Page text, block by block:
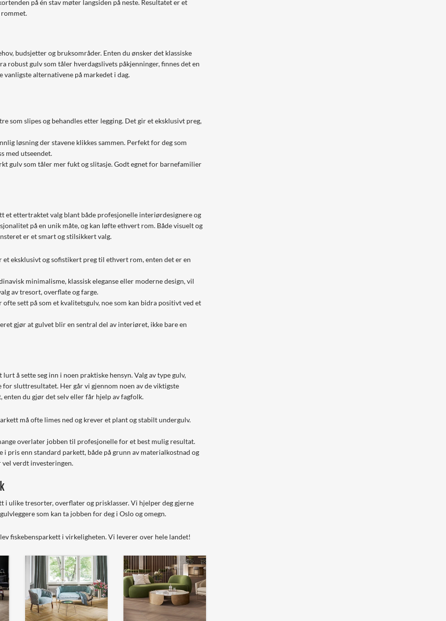
på én stav møter langsiden på neste. Resultatet er et
rommet.
budsjetter og bruksområder. Enten du ønsker det klassiske
robust gulv som tåler hverdagslivets påkjenninger, finnes det en
vanligste alternativene på markedet i dag.
som slipes og behandles etter legging. Det gir et eksklusivt preg,
løsning der stavene klikkes sammen. Perfekt for deg som
med utseendet.
gulv som tåler mer fukt og slitasje. Godt egnet for barnefamilier
et ettertraktet valg blant både profesjonelle interiørdesignere og
på en unik måte, og kan løfte ethvert rom. Både visuelt og
er et smart og stilsikkert valg.
eksklusivt og sofistikert preg til ethvert rom, enten det er en
minimalisme, klassisk eleganse eller moderne design, vil
av tresort, overflate og farge.
sett på som et kvalitetsgulv, noe som kan bidra positivt ved et
gjør at gulvet blir en sentral del av interiøret, ikke bare en
å sette seg inn i noen praktiske hensyn. Valg av type gulv,
sluttresultatet. Her går vi gjennom noen av de viktigste
du gjør det selv eller får hjelp av fagfolk.
må ofte limes ned og krever et plant og stabilt undergulv.
overlater jobben til profesjonelle for et best mulig resultat.
i pris enn standard parkett, både på grunn av materialkostnad og
verdt investeringen.
i ulike tresorter, overflater og prisklasser. Vi hjelper deg gjerne
som kan ta jobben for deg i Oslo og omegn.
fiskebensparkett i virkeligheten. Vi leverer over hele landet!